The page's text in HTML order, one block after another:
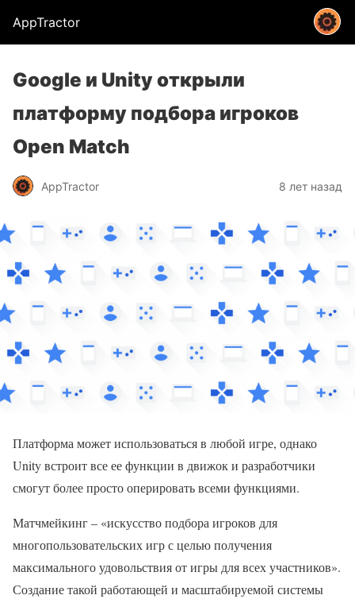
AppTractor
Google и Unity открыли
платформу подбора игроков
Open Match
AppTractor 8 лет назад
Платформа может использоваться в любой игре, однако
Unity встроит все ее функции в движок и разработчики
смогут более просто оперировать всеми функциями.
Матчмейкинг – «искусство подбора игроков для
многопользовательских игр с целью получения
максимального удовольствия от игры для всех участников».
Создание такой работающей и масштабируемой системы